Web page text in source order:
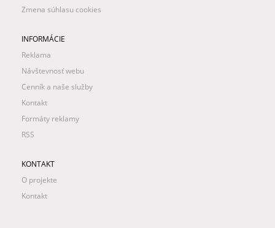
Zmena súhlasu cookies
INFORMÁCIE
Reklama
Návštevnosť webu
Cenník a naše služby
Kontakt
Formáty reklamy
RSS
KONTAKT
O projekte
Kontakt